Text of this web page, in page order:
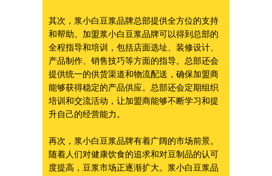
其次，浆小白豆浆品牌总部提供全方位的支持
和帮助。加盟浆小白豆浆品牌可以得到总部的
全程指导和培训，包括店面选址、装修设计、
产品制作、销售技巧等方面的指导。总部还会
提供统一的供货渠道和物流配送，确保加盟商
能够获得稳定的产品供应。总部还会定期组织
培训和交流活动，让加盟商能够不断学习和提
升自己的经营能力。
再次，浆小白豆浆品牌有着广阔的市场前景。
随着人们对健康饮食的追求和对豆制品的认可
度提高，豆浆市场正逐渐扩大。浆小白豆浆品